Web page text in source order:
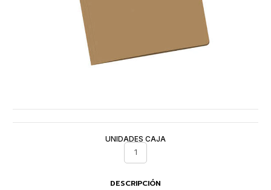
UNIDADES CAJA
1
DESCRIPCIÓN